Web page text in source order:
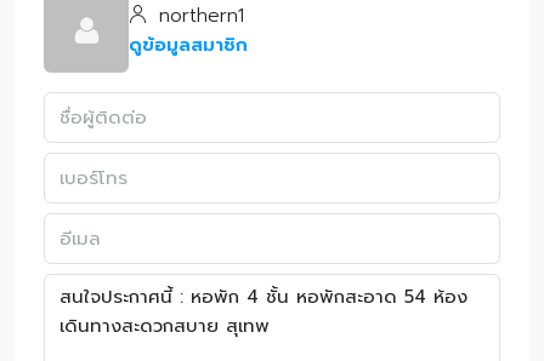
northern1
ดูข้อมูลสมาชิก